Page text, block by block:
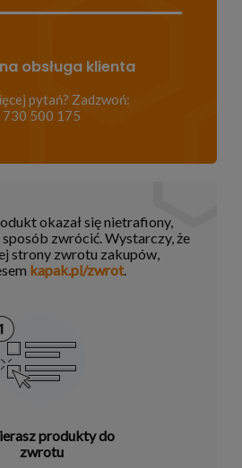
obsługa klienta
pytań? Zadzwoń:
730 500 175
okazał się nietrafiony,
zwrócić. Wystarczy, że
strony zwrotu zakupów,
kapak.pl/zwrot.
produkty do
zwrotu